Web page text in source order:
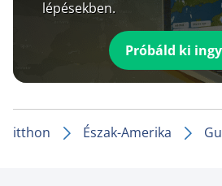
lépésekben.
Próbáld ki
itthon Észak-Amerika